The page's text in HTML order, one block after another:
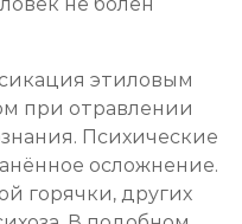
этиловым
при отравлении
Психические
осложнение.
горячки, других